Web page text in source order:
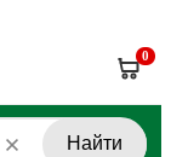
0
Найти